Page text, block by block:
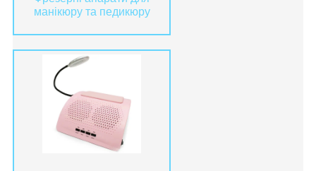
манікюру та педикюру